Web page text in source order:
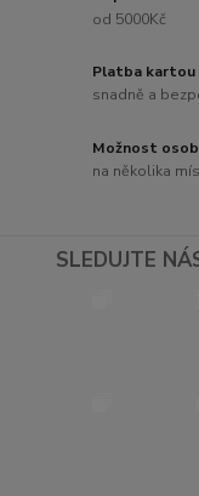
od 5000Kč
Platba kartou
snadně a
Možnost
na několika
SLEDUJTE